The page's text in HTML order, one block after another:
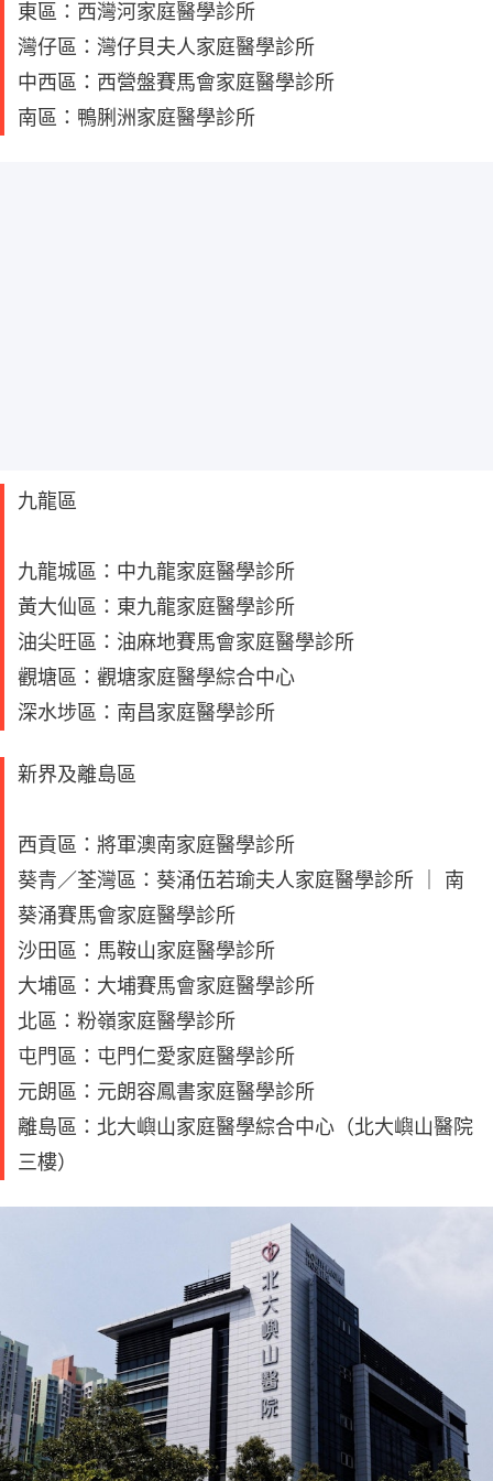
東區：西灣河家庭醫學診所
灣仔區：灣仔貝夫人家庭醫學診所
中西區：西營盤賽馬會家庭醫學診所
南區：鴨脷洲家庭醫學診所
九龍區
九龍城區：中九龍家庭醫學診所
黃大仙區：東九龍家庭醫學診所
油尖旺區：油麻地賽馬會家庭醫學診所
觀塘區：觀塘家庭醫學綜合中心
深水埗區：南昌家庭醫學診所
新界及離島區
西貢區：將軍澳南家庭醫學診所
葵青／荃灣區：葵涌伍若瑜夫人家庭醫學診所 ｜ 南
葵涌賽馬會家庭醫學診所
沙田區：馬鞍山家庭醫學診所
大埔區：大埔賽馬會家庭醫學診所
北區：粉嶺家庭醫學診所
屯門區：屯門仁愛家庭醫學診所
元朗區：元朗容鳳書家庭醫學診所
離島區：北大嶼山家庭醫學綜合中心（北大嶼山醫院
三樓）